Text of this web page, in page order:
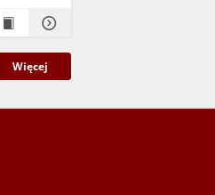
Więcej